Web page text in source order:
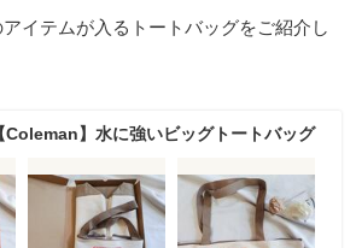
イテムが入るトートバッグをご紹介し
】水に強いビッグトートバッグ